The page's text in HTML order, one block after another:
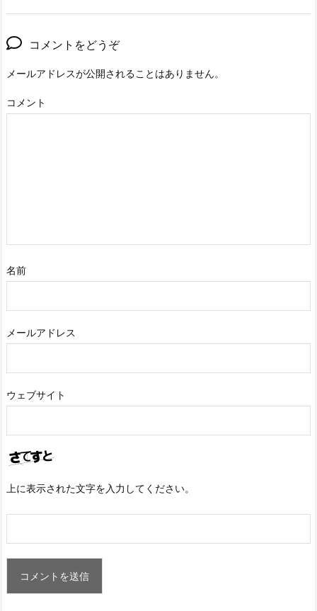
コメントをどうぞ
メールアドレスが公開されることはありません。
コメント
名前
メールアドレス
ウェブサイト
上に表示された文字を入力してください。